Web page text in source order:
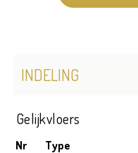
INDELING
Gelijkvloers
Nr Type